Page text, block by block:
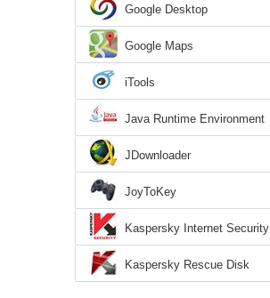
Google Desktop
Google Maps
iTools
Java Runtime Environment
JDownloader
JoyToKey
Kaspersky Internet Security
Kaspersky Rescue Disk